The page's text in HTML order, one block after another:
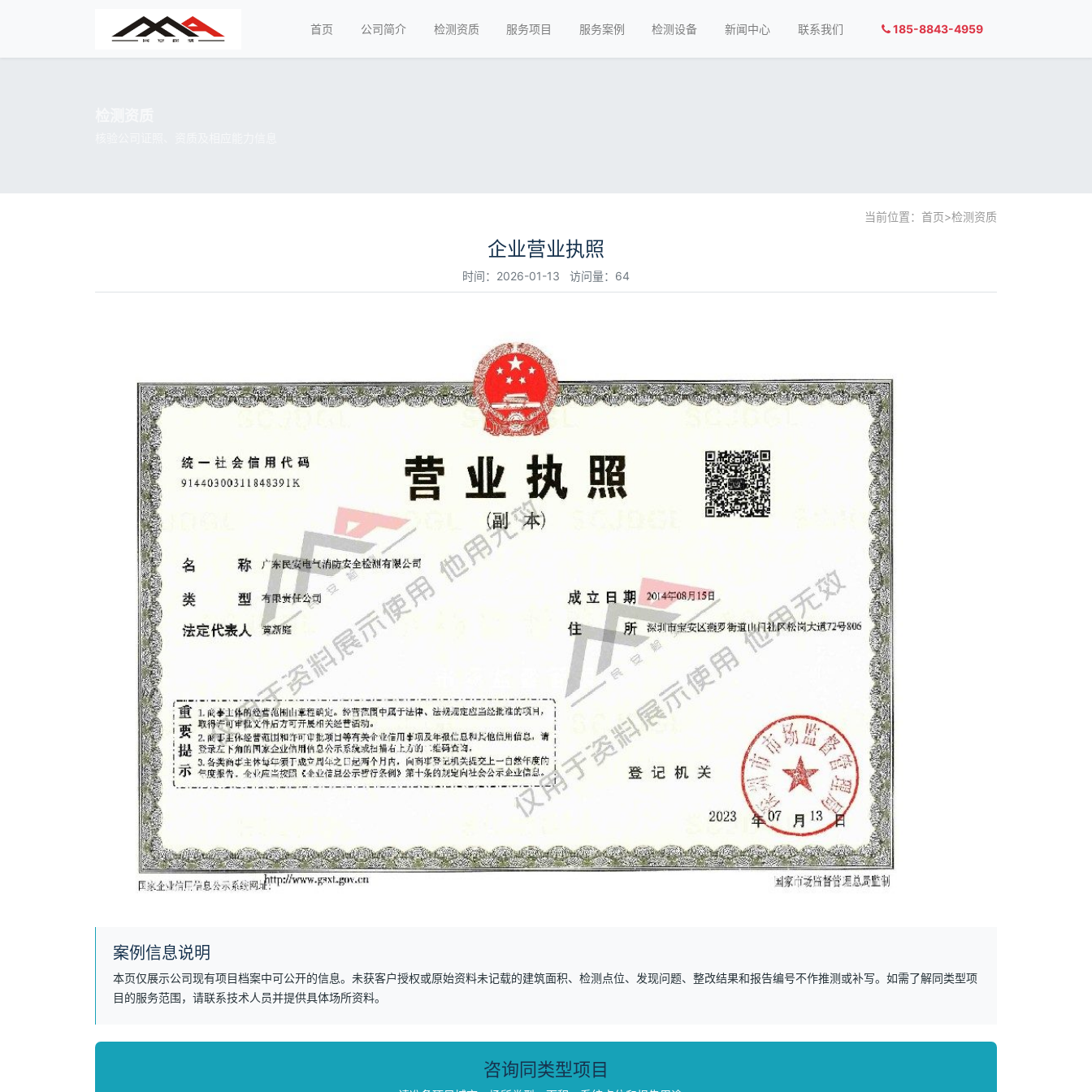
首页 公司简介 检测资质 服务项目 服务案例 检测设备 新闻中心 联系我们 185-8843-4959
当前位置： 首页>检测资质
企业营业执照
时间：2026-01-13 访问量：64
案例信息说明
本页仅展示公司现有项目档案中可公开的信息。未获客户授权或原始资料未记载的建筑面积、检测点位、发现问题、整改结果和报告编号不作推测或补写。如需了解同类型项
目的服务范围，请联系技术人员并提供具体场所资料。
咨询同类型项目